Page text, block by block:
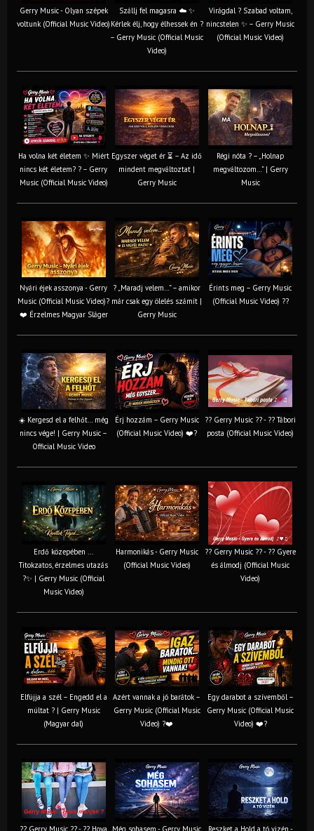
Gerry Music - Olyan szépek
voltunk (Official Music Video)
Szállj fel magasra ☁️ ✨
Kérlek élj, hogy élhessek én ?
– Gerry Music (Official Music
Video)
Virágdal ? Szabad voltam,
nincstelen ✨ – Gerry Music
(Official Music Video)
Ha volna két életem ✨ Miért
nincs két életem? ? – Gerry
Music (Official Music Video)
Egyszer véget ér ⏳ – Az idő
mindent megváltoztat |
Gerry Music
Régi nóta ? – „Holnap
megváltozom…” | Gerry
Music
Nyári éjek asszonya - Gerry
Music (Official Music Video)?
❤️ Érzelmes Magyar Sláger
? „Maradj velem…” – amikor
már csak egy ölelés számít |
Gerry Music
Érints meg – Gerry Music
(Official Music Video) ??
☀️ Kergesd el a felhőt… még
nincs vége! | Gerry Music –
Official Music Video
Érj hozzám – Gerry Music
(Official Music Video) ❤️?
?? Gerry Music ?? - ?? Tábori
posta (Official Music Video)
Erdő közepében ...
Titokzatos, érzelmes utazás
?✨ | Gerry Music (Official
Music Video)
Harmonikás - Gerry Music
(Official Music Video)
?? Gerry Music ?? - ?? Gyere
és álmodj (Official Music
Video)
Elfújja a szél – Engedd el a
múltat ? | Gerry Music
(Magyar dal)
Azért vannak a jó barátok –
Gerry Music (Official Music
Video) ?❤️
Egy darabot a szívemből –
Gerry Music (Official Music
Video) ❤️?
?? Gerry Music ?? - ?? Hova
Még sohasem - Gerry Music
Reszket a Hold a tó vizén -